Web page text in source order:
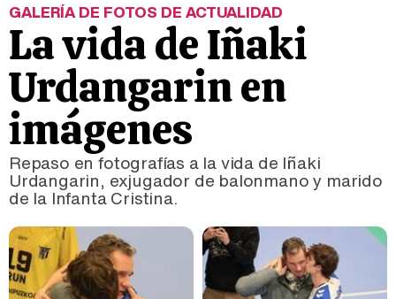
GALERÍA DE FOTOS DE ACTUALIDAD
La vida de Iñaki
Urdangarin en
imágenes
Repaso en fotografías a la vida de Iñaki
Urdangarin, exjugador de balonmano y marido
de la Infanta Cristina.